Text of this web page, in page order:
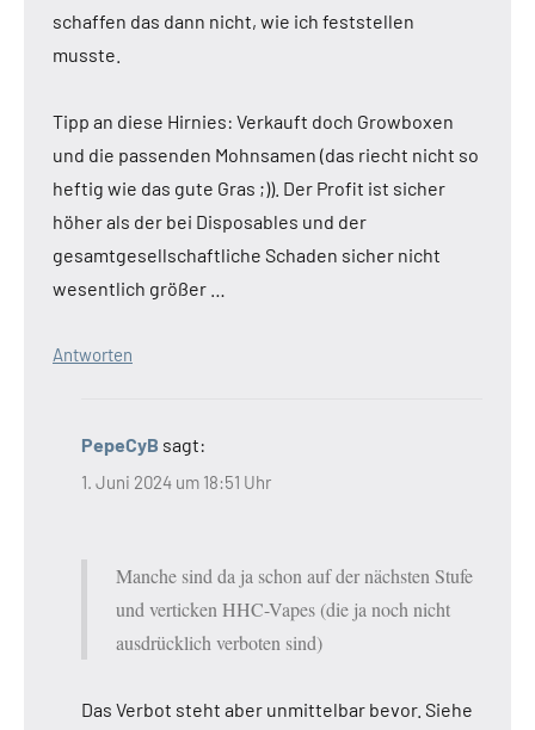
schaffen das dann nicht, wie ich feststellen
musste.
Tipp an diese Hirnies: Verkauft doch Growboxen
und die passenden Mohnsamen (das riecht nicht so
heftig wie das gute Gras ;)). Der Profit ist sicher
höher als der bei Disposables und der
gesamtgesellschaftliche Schaden sicher nicht
wesentlich größer …
Antworten
PepeCyB sagt:
1. Juni 2024 um 18:51 Uhr
Manche sind da ja schon auf der nächsten Stufe
und verticken HHC-Vapes (die ja noch nicht
ausdrücklich verboten sind)
Das Verbot steht aber unmittelbar bevor. Siehe